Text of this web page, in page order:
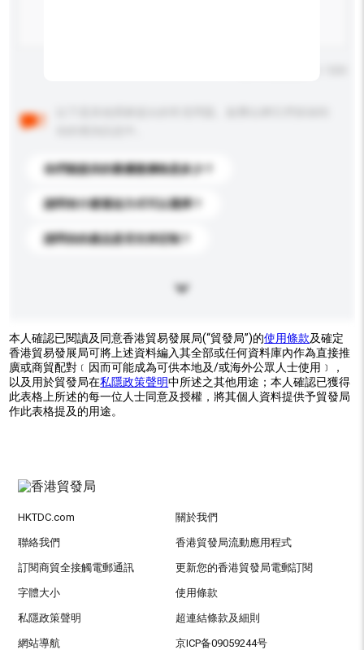
你們能提供的最優惠價格是多少？
請問有什麼運送方式可以選擇？
請問你的產品是否支持定制？
本人確認已閱讀及同意香港貿易發展局(“貿發局”)的使用條款及確定
香港貿易發展局可將上述資料編入其全部或任何資料庫內作為直接推
廣或商貿配對﹝因而可能成為可供本地及/或海外公眾人士使用﹞，
以及用於貿發局在私隱政策聲明中所述之其他用途；本人確認已獲得
此表格上所述的每一位人士同意及授權，將其個人資料提供予貿發局
作此表格提及的用途。
HKTDC.com 關於我們
聯絡我們 香港貿發局流動應用程式
訂閱商貿全接觸電郵通訊 更新您的香港貿發局電郵訂閱
字體大小 使用條款
私隱政策聲明 超連結條款及細則
網站導航 京ICP备09059244号